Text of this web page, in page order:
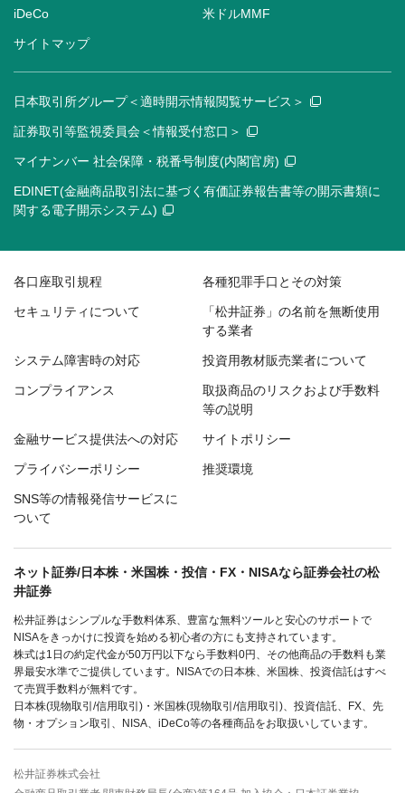
iDeCo 米ドルMMF
サイトマップ
日本取引所グループ＜適時開示情報閲覧サービス＞
証券取引等監視委員会＜情報受付窓口＞
マイナンバー 社会保障・税番号制度(内閣官房)
EDINET(金融商品取引法に基づく有価証券報告書等の開示書類に
関する電子開示システム)
各口座取引規程 各種犯罪手口とその対策
セキュリティについて
「松井証券」の名前を無断使用
する業者
システム障害時の対応 投資用教材販売業者について
コンプライアンス
取扱商品のリスクおよび手数料
等の説明
金融サービス提供法への対応 サイトポリシー
プライバシーポリシー 推奨環境
SNS等の情報発信サービスに
ついて
ネット証券/日本株・米国株・投信・FX・NISAなら証券会社の松
井証券
松井証券はシンプルな手数料体系、豊富な無料ツールと安心のサポートで
NISAをきっかけに投資を始める初心者の方にも支持されています。
株式は1日の約定代金が50万円以下なら手数料0円、その他商品の手数料も業
界最安水準でご提供しています。NISAでの日本株、米国株、投資信託はすべ
て売買手数料が無料です。
日本株(現物取引/信用取引)・米国株(現物取引/信用取引)、投資信託、FX、先
物・オプション取引、NISA、iDeCo等の各種商品をお取扱いしています。
松井証券株式会社